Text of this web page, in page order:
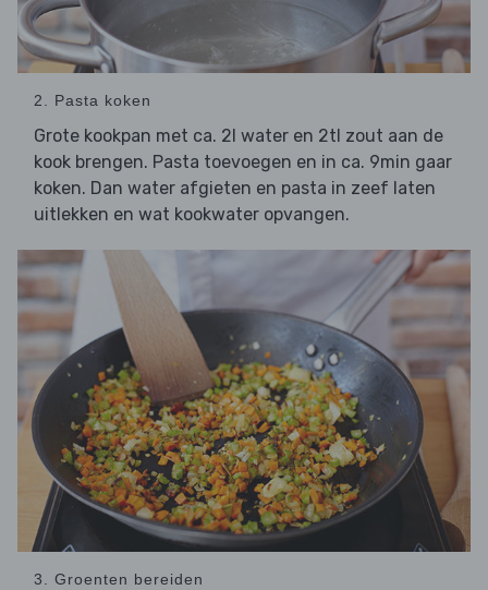
2. Pasta koken
Grote kookpan met ca. 2l water en 2tl zout aan de
kook brengen. Pasta toevoegen en in ca. 9min gaar
koken. Dan water afgieten en pasta in zeef laten
uitlekken en wat kookwater opvangen.
3. Groenten bereiden